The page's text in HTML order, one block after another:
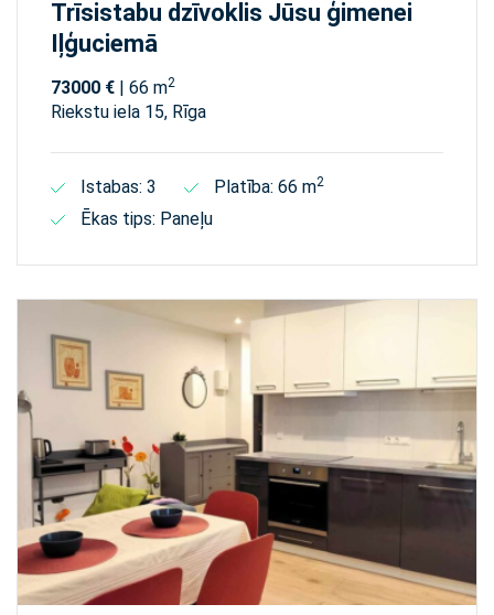
Trīsistabu dzīvoklis Jūsu ģimenei
Iļģuciemā
73000 € | 66 m2
Riekstu iela 15, Rīga
Istabas: 3 Platība: 66 m2
Ēkas tips: Paneļu